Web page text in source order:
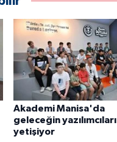
Akademi Manisa'da
geleceğin yazılımcıları
yetişiyor